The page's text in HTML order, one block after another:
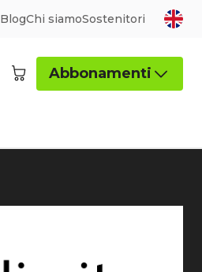
BlogChi siamoSostenitori
Abbonamenti